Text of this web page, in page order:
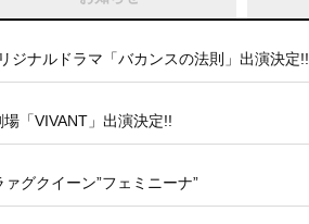
ジナルドラマ「バカンスの法則」出演決定!!
「VIVANT」出演決定!!
グクイーン”フェミニーナ”